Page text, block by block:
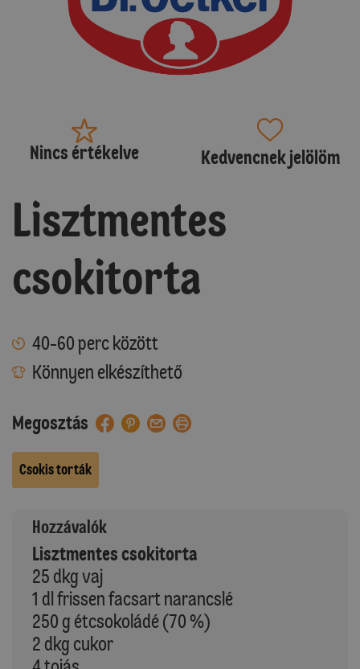
Nincs értékelve Kedvencnek jelölöm
Lisztmentes
csokitorta
40-60 perc között
Könnyen elkészíthető
Megosztás
Csokis torták
Hozzávalók
Lisztmentes csokitorta
25 dkg vaj
1 dl frissen facsart narancslé
250 g étcsokoládé (70 %)
2 dkg cukor